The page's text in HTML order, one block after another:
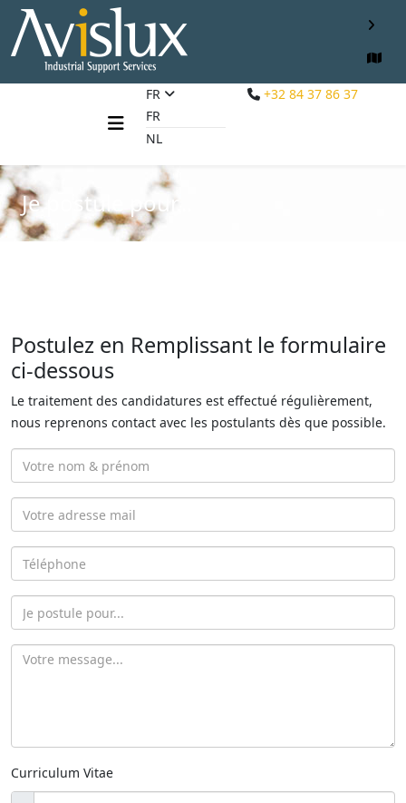
FR
FR
NL
+32 84 37 86 37
Je postule pour...
Postulez en Remplissant le formulaire
ci-dessous
Le traitement des candidatures est effectué régulièrement,
nous reprenons contact avec les postulants dès que possible.
Curriculum Vitae